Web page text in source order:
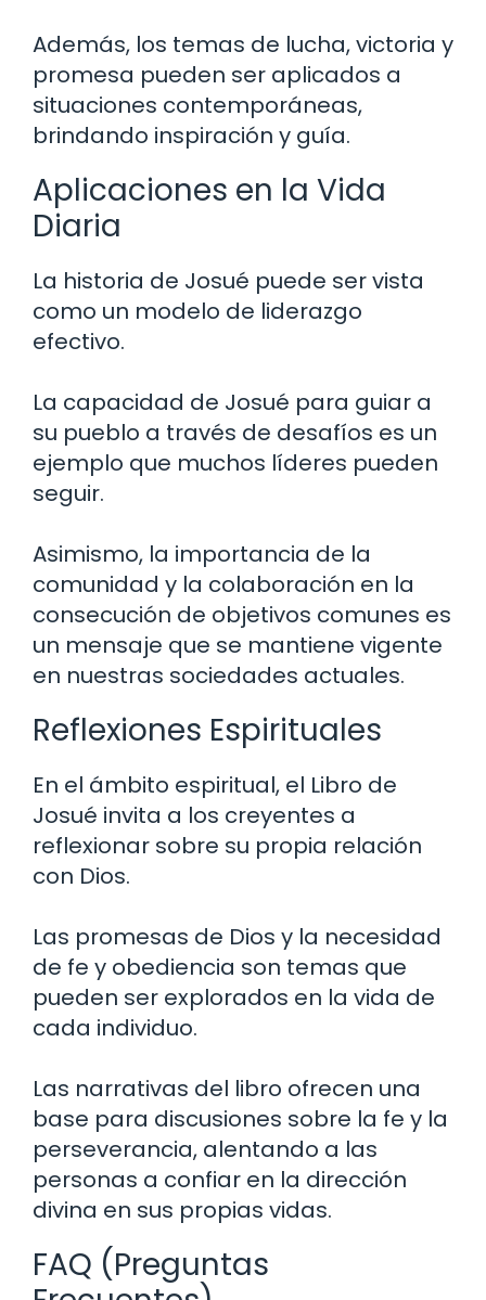
Además, los temas de lucha, victoria y
promesa pueden ser aplicados a
situaciones contemporáneas,
brindando inspiración y guía.
Aplicaciones en la Vida
Diaria
La historia de Josué puede ser vista
como un modelo de liderazgo
efectivo.
La capacidad de Josué para guiar a
su pueblo a través de desafíos es un
ejemplo que muchos líderes pueden
seguir.
Asimismo, la importancia de la
comunidad y la colaboración en la
consecución de objetivos comunes es
un mensaje que se mantiene vigente
en nuestras sociedades actuales.
Reflexiones Espirituales
En el ámbito espiritual, el Libro de
Josué invita a los creyentes a
reflexionar sobre su propia relación
con Dios.
Las promesas de Dios y la necesidad
de fe y obediencia son temas que
pueden ser explorados en la vida de
cada individuo.
Las narrativas del libro ofrecen una
base para discusiones sobre la fe y la
perseverancia, alentando a las
personas a confiar en la dirección
divina en sus propias vidas.
FAQ (Preguntas